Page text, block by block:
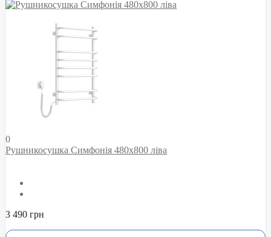
0
Рушникосушка Симфонія 480х800 ліва
3 490 грн